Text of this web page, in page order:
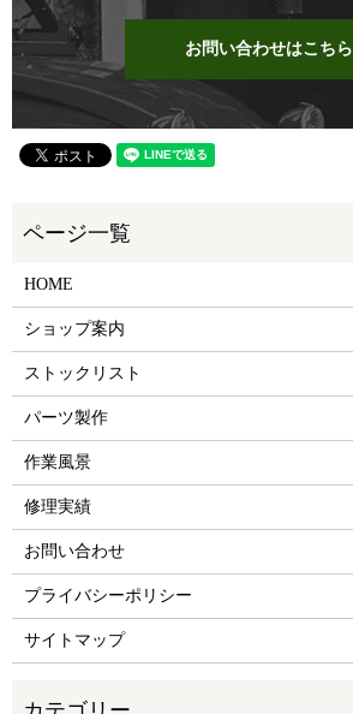
お問い合わせはこちら
HOME
ショップ案内
ストックリスト
パーツ製作
作業風景
修理実績
お問い合わせ
プライバシーポリシー
サイトマップ